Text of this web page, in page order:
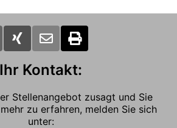
Ihr Kontakt:
Stellenangebot zusagt und Sie
zu erfahren, melden Sie sich
unter: